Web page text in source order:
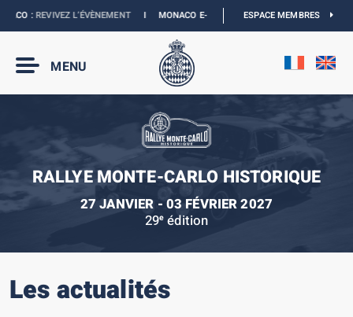
:REVIVEZ L’ÉVÈNEMENTI MONACO E-PRIX 2027 : LES DATES SONT
ESPACE MEMBRES
MENU
RALLYE MONTE-CARLO HISTORIQUE
27 JANVIER - 03 FÉVRIER 2027
29e édition
Les actualités